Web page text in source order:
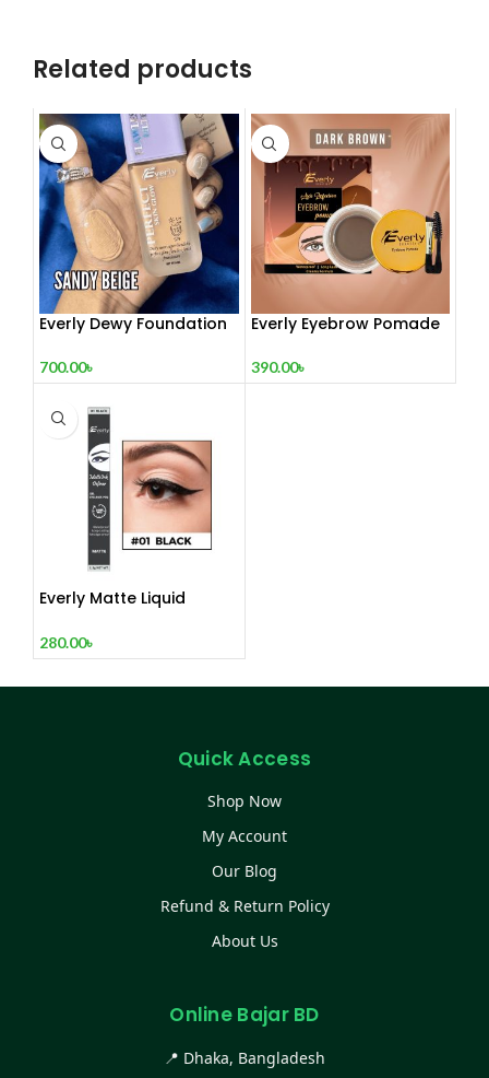
Related products
Everly Dewy Foundation
700.00৳
Everly Eyebrow Pomade
390.00৳
Everly Matte Liquid
280.00৳
Quick Access
Shop Now
My Account
Our Blog
Refund & Return Policy
About Us
Online Bajar BD
📍 Dhaka, Bangladesh